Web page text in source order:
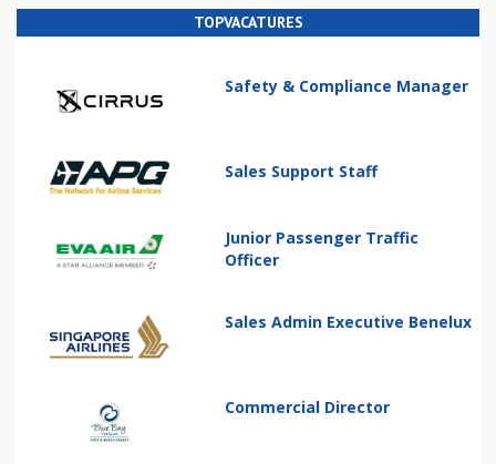
TOPVACATURES
Safety & Compliance Manager
Sales Support Staff
Junior Passenger Traffic
Officer
Sales Admin Executive Benelux
Commercial Director